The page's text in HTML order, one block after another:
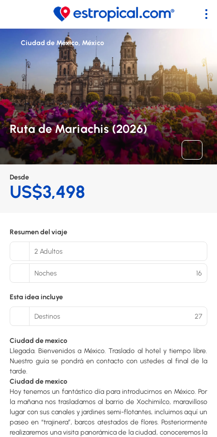
Ruta de Mariachis (2026)
Ciudad de México, México
Desde
US$3,498
Resumen del viaje
2 Adultos
Noches 16
Esta idea incluye
Destinos 27
Ciudad de mexico
Llegada. Bienvenidos a México. Traslado al hotel y tiempo libre.
Nuestro guía se pondrá en contacto con ustedes al final de la
tarde.
Ciudad de mexico
Hoy tenemos un fantástico día para introducirnos en México. Por
la mañana nos trasladamos al barrio de Xochimilco, maravilloso
lugar con sus canales y jardines semi-flotantes, incluimos aquí un
paseo en “trajinera”, barcos atestados de flores. Posteriormente
realizaremos una visita panorámica de la ciudad, conoceremos la